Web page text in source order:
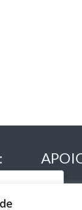
deliver